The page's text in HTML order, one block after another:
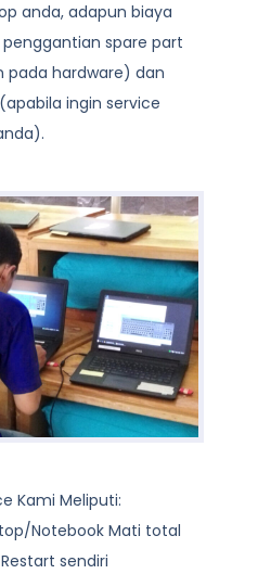
anda, adapun biaya
spare part
pada hardware) dan
ingin service
Kami Meliputi:
Notebook Mati total
sendiri